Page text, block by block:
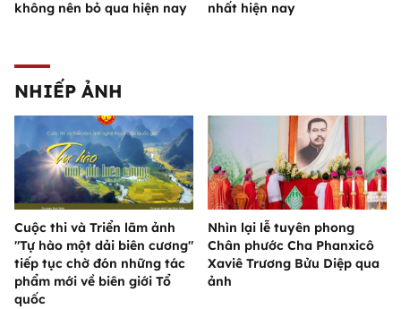
không nên bỏ qua hiện nay
nhất hiện nay
NHIẾP ẢNH
Cuộc thi và Triển lãm ảnh
"Tự hào một dải biên cương"
tiếp tục chờ đón những tác
phẩm mới về biên giới Tổ
quốc
Nhìn lại lễ tuyên phong
Chân phước Cha Phanxicô
Xaviê Trương Bửu Diệp qua
ảnh